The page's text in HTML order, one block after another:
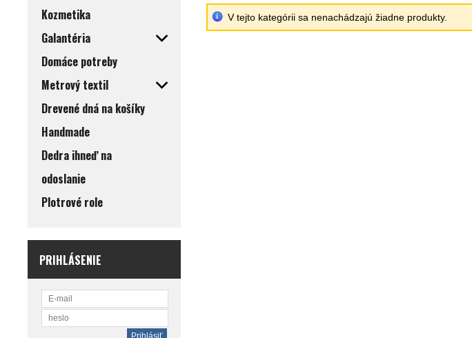
Kozmetika
Galantéria
Domáce potreby
Metrový textil
Drevené dná na košíky
Handmade
Dedra ihneď na
odoslanie
Plotrové role
PRIHLÁSENIE
V tejto kategórii sa nenachádzajú žiadne produkty.